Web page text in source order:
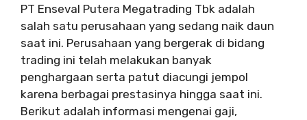
PT Enseval Putera Megatrading Tbk adalah
salah satu perusahaan yang sedang naik daun
saat ini. Perusahaan yang bergerak di bidang
trading ini telah melakukan banyak
penghargaan serta patut diacungi jempol
karena berbagai prestasinya hingga saat ini.
Berikut adalah informasi mengenai gaji,